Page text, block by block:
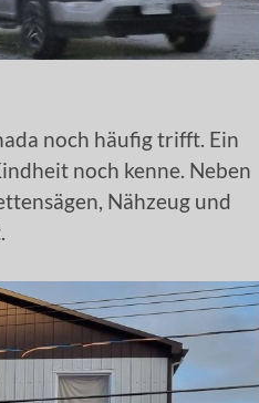
noch häufig trifft. Ein
noch kenne. Neben
Nähzeug und